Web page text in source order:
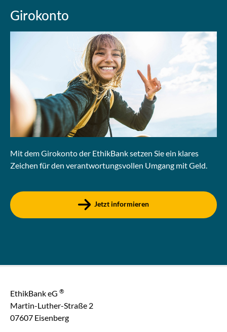
Girokonto
Mit dem Girokonto der EthikBank setzen Sie ein klares
Zeichen für den verantwortungsvollen Umgang mit Geld.
Jetzt informieren
EthikBank eG ®
Martin-Luther-Straße 2
07607 Eisenberg